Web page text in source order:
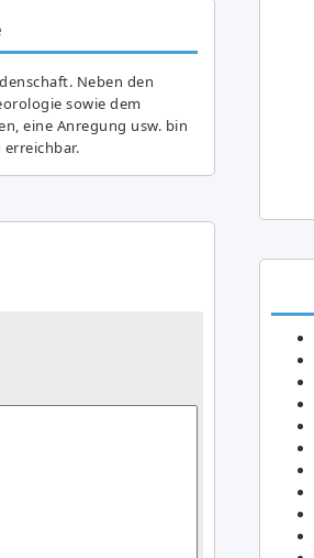
Neben den
sowie dem
eine Anregung usw. bin